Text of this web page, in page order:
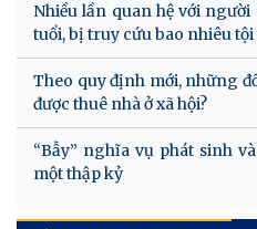
Nhiều lần quan hệ với người
tuổi, bị truy cứu bao nhiêu tội
Theo quy định mới, những
được thuê nhà ở xã hội?
“Bẫy” nghĩa vụ phát sinh
một thập kỷ